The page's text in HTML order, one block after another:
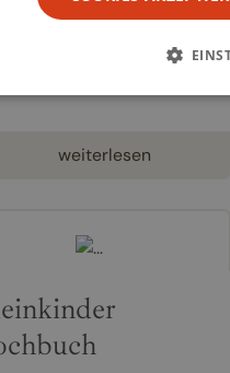
Leiden Sie an einer
an einer aktivierten...
weiterlesen